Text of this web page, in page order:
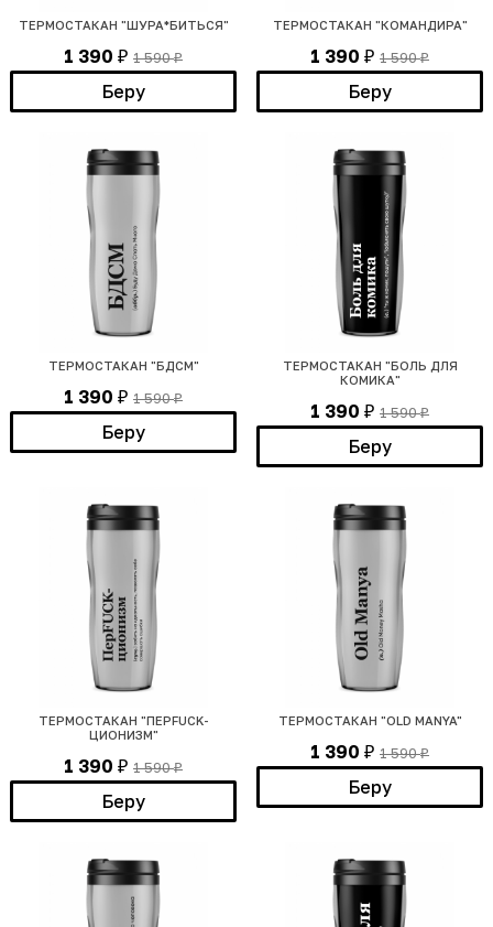
ТЕРМОСТАКАН "ШУРА*БИТЬСЯ"
1 390 ₽ 1 590₽
Беру
ТЕРМОСТАКАН "КОМАНДИРА"
1 390 ₽ 1 590₽
Беру
ТЕРМОСТАКАН "БДСМ"
1 390 ₽ 1 590₽
Беру
ТЕРМОСТАКАН "БОЛЬ ДЛЯ
КОМИКА"
1 390 ₽ 1 590₽
Беру
ТЕРМОСТАКАН "ПЕРFUCK-
ЦИОНИЗМ"
1 390 ₽ 1 590₽
Беру
ТЕРМОСТАКАН "OLD MANYA"
1 390 ₽ 1 590₽
Беру